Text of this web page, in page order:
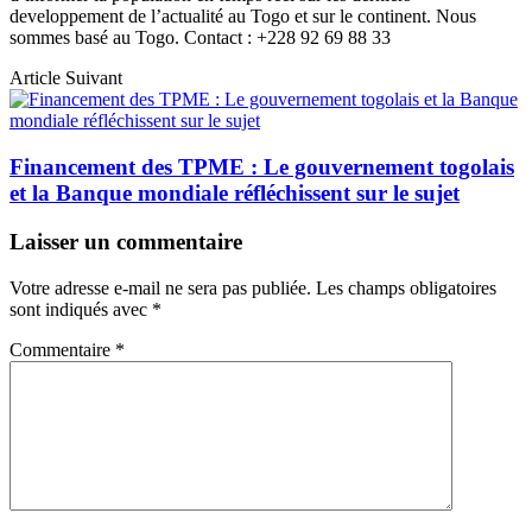
developpement de l’actualité au Togo et sur le continent. Nous
sommes basé au Togo. Contact : +228 92 69 88 33
Article Suivant
Financement des TPME : Le gouvernement togolais
et la Banque mondiale réfléchissent sur le sujet
Laisser un commentaire
Votre adresse e-mail ne sera pas publiée. Les champs obligatoires
sont indiqués avec *
Commentaire *